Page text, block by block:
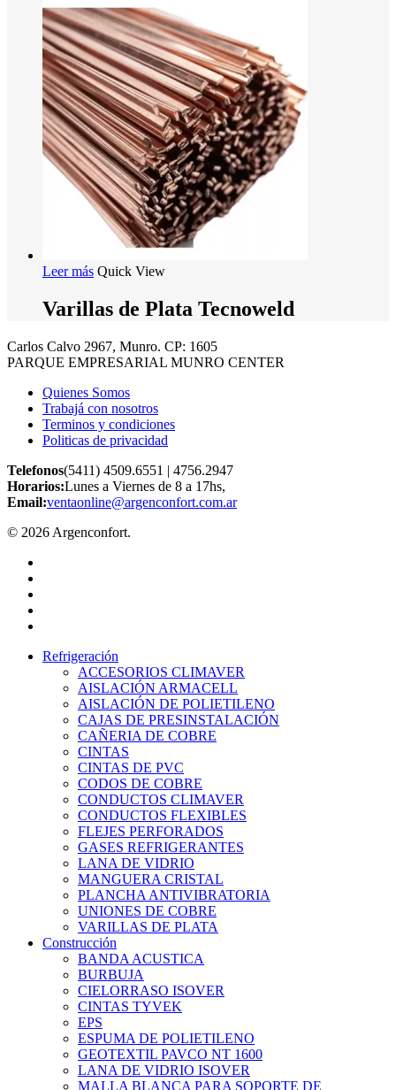
Leer más Quick View
Varillas de Plata Tecnoweld
Carlos Calvo 2967, Munro. CP: 1605
PARQUE EMPRESARIAL MUNRO CENTER
Quienes Somos
Trabajá con nosotros
Terminos y condiciones
Politicas de privacidad
Telefonos(5411) 4509.6551 | 4756.2947
Horarios:Lunes a Viernes de 8 a 17hs,
Email:ventaonline@argenconfort.com.ar
© 2026 Argenconfort.
Close
Refrigeración
ACCESORIOS CLIMAVER
AISLACIÓN ARMACELL
AISLACIÓN DE POLIETILENO
CAJAS DE PRESINSTALACIÓN
CAÑERIA DE COBRE
CINTAS
CINTAS DE PVC
CODOS DE COBRE
CONDUCTOS CLIMAVER
CONDUCTOS FLEXIBLES
FLEJES PERFORADOS
GASES REFRIGERANTES
LANA DE VIDRIO
MANGUERA CRISTAL
PLANCHA ANTIVIBRATORIA
UNIONES DE COBRE
VARILLAS DE PLATA
Construcción
BANDA ACUSTICA
BURBUJA
CIELORRASO ISOVER
CINTAS TYVEK
EPS
ESPUMA DE POLIETILENO
GEOTEXTIL PAVCO NT 1600
LANA DE VIDRIO ISOVER
MALLA BLANCA PARA SOPORTE DE